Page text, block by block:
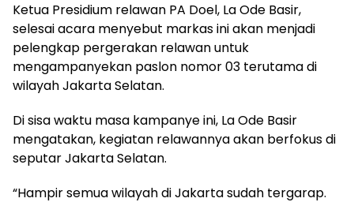
Ketua Presidium relawan PA Doel, La Ode Basir,
selesai acara menyebut markas ini akan menjadi
pelengkap pergerakan relawan untuk
mengampanyekan paslon nomor 03 terutama di
wilayah Jakarta Selatan.
Di sisa waktu masa kampanye ini, La Ode Basir
mengatakan, kegiatan relawannya akan berfokus di
seputar Jakarta Selatan.
“Hampir semua wilayah di Jakarta sudah tergarap.